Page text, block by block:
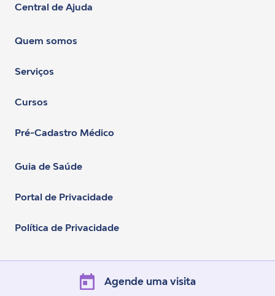
Central de Ajuda
Quem somos
Serviços
Cursos
Pré-Cadastro Médico
Guia de Saúde
Portal de Privacidade
Política de Privacidade
Agende uma visita